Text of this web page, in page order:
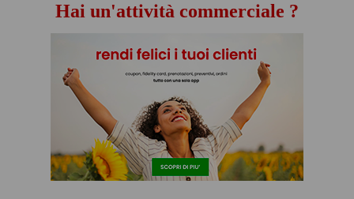
Hai un'attività commerciale ?